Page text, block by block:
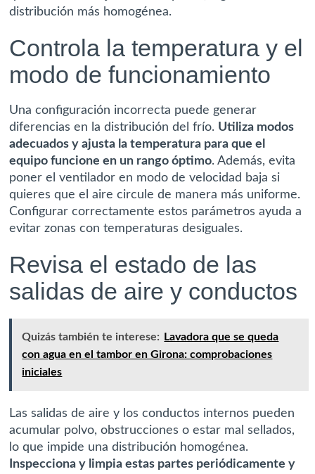
distribución más homogénea.
Controla la temperatura y el
modo de funcionamiento
Una configuración incorrecta puede generar
diferencias en la distribución del frío. Utiliza modos
adecuados y ajusta la temperatura para que el
equipo funcione en un rango óptimo. Además, evita
poner el ventilador en modo de velocidad baja si
quieres que el aire circule de manera más uniforme.
Configurar correctamente estos parámetros ayuda a
evitar zonas con temperaturas desiguales.
Revisa el estado de las
salidas de aire y conductos
Quizás también te interese:
Lavadora que se queda
con agua en el tambor en Girona: comprobaciones
iniciales
Las salidas de aire y los conductos internos pueden
acumular polvo, obstrucciones o estar mal sellados,
lo que impide una distribución homogénea.
Inspecciona y limpia estas partes periódicamente y